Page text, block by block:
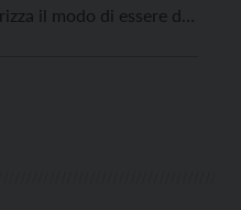
il modo di essere dei